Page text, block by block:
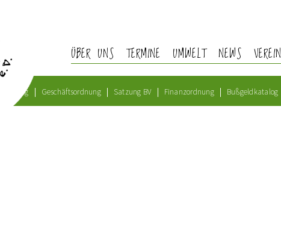
ÜBER UNS TERMINE UMWELT NEWS VEREIN
Satzung Geschäftsordnung Satzung BV Finanzordnung Bußgeldkatalog